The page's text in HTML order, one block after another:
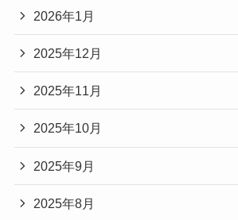
2026年1月
2025年12月
2025年11月
2025年10月
2025年9月
2025年8月